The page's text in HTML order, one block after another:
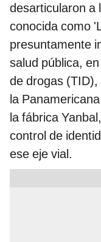
desarticularon a
conocida como
presuntamente
salud pública,
de drogas
la
la fábrica
control de
ese eje vial.